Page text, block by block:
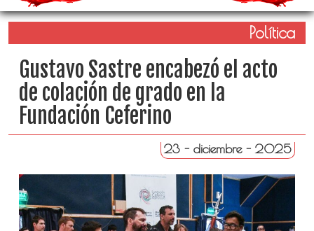
Política
Gustavo Sastre encabezó el acto
de colación de grado en la
Fundación Ceferino
23 - diciembre - 2025